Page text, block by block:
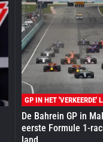
GP IN HET 'VERKEERDE'
De Bahrein GP in
eerste Formule 1-